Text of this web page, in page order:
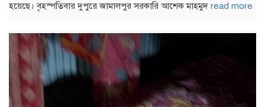
হয়েছে। বৃহস্পতিবার দুপুরে জামালপুর সরকারি আশেক মাহমুদ read more